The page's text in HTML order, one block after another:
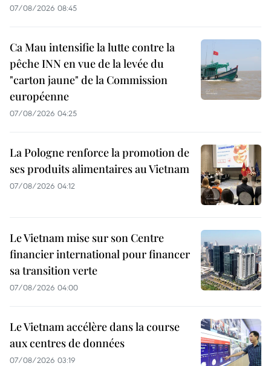
07/08/2026 08:45
Ca Mau intensifie la lutte contre la
pêche INN en vue de la levée du
"carton jaune" de la Commission
européenne
07/08/2026 04:25
La Pologne renforce la promotion de
ses produits alimentaires au Vietnam
07/08/2026 04:12
Le Vietnam mise sur son Centre
financier international pour financer
sa transition verte
07/08/2026 04:00
Le Vietnam accélère dans la course
aux centres de données
07/08/2026 03:19